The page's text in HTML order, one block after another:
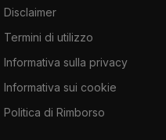
Disclaimer
Termini di utilizzo
Informativa sulla privacy
Informativa sui cookie
Politica di Rimborso